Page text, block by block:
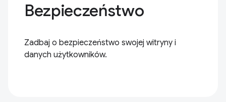
Bezpieczeństwo
Zadbaj o bezpieczeństwo swojej witryny i
danych użytkowników.